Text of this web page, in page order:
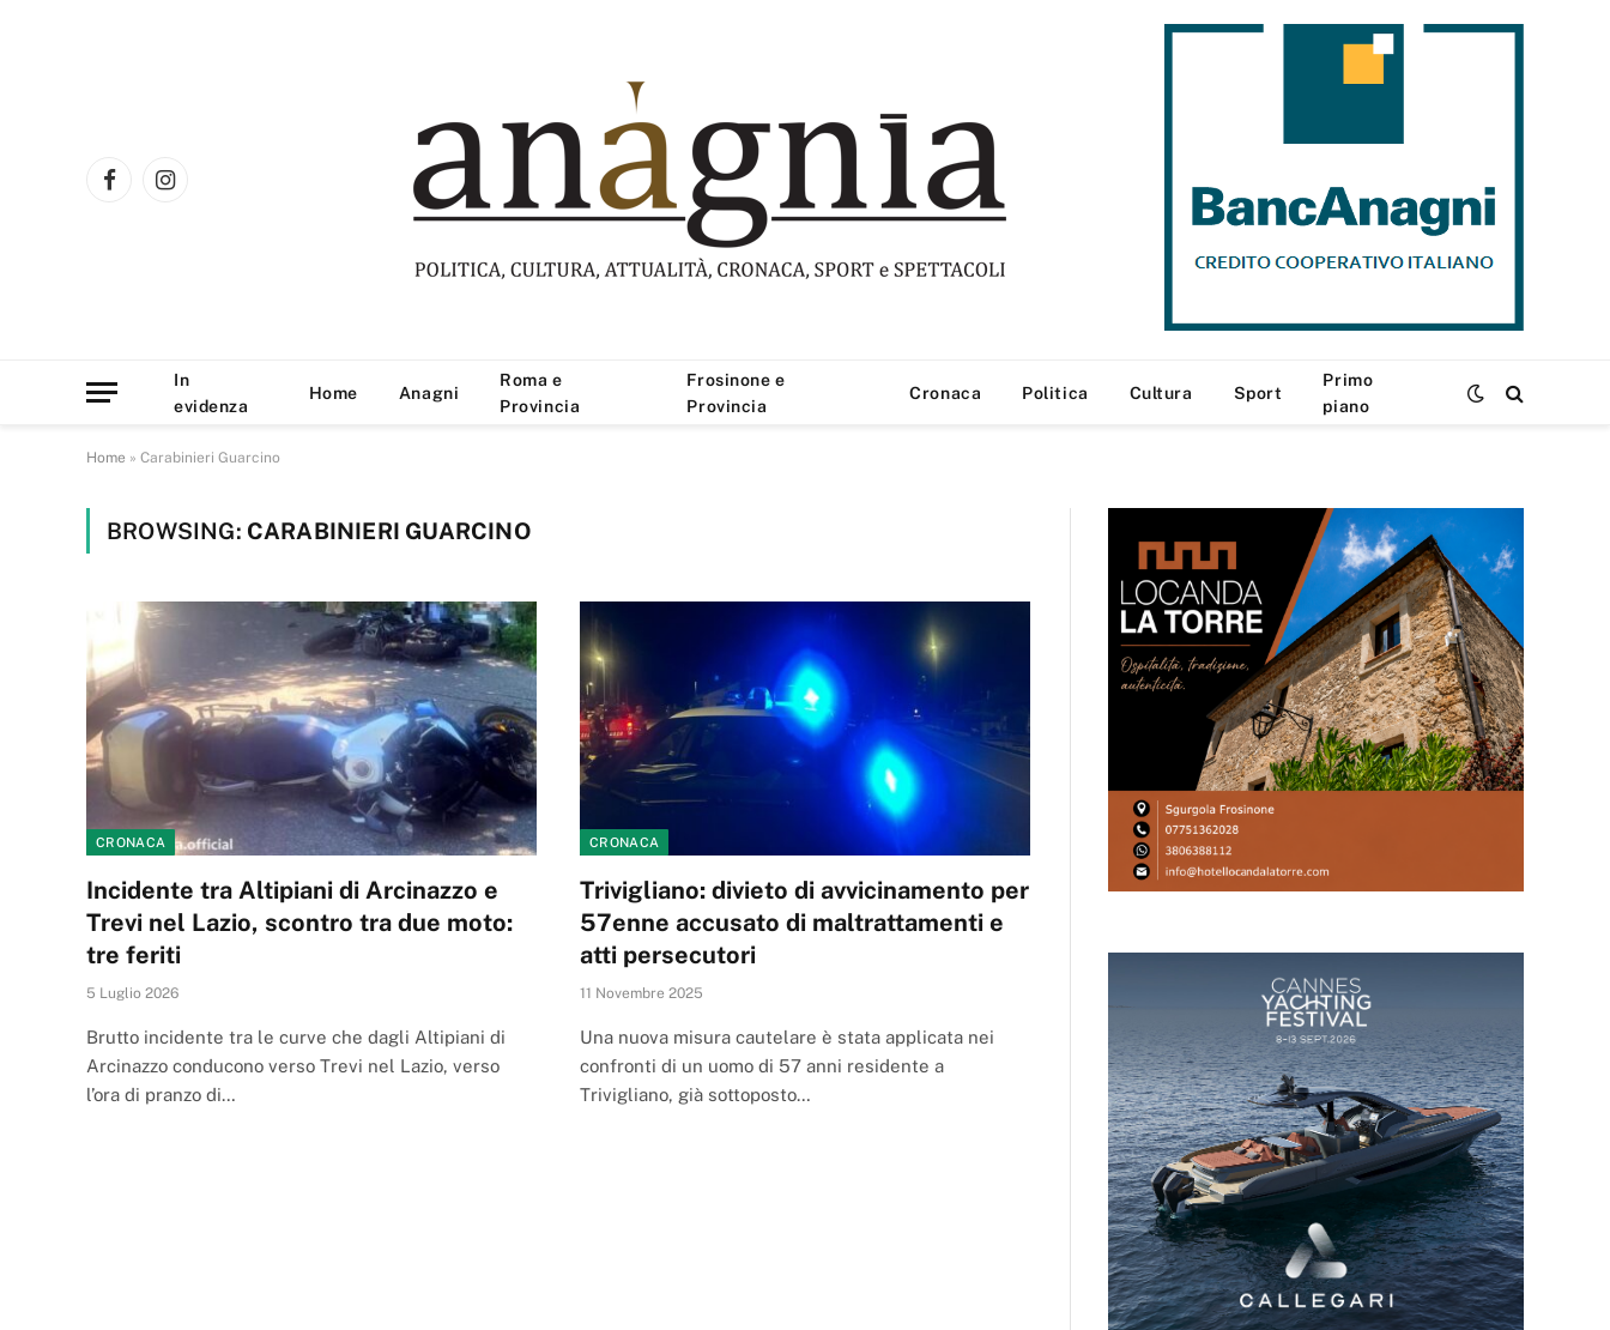
FacebookInstagram
In
evidenza
Home Anagni
Roma e
Provincia
Frosinone e
Provincia
Cronaca Politica Cultura Sport
Primo
piano
Home » Carabinieri Guarcino
BROWSING: CARABINIERI GUARCINO
CRONACA
Incidente tra Altipiani di Arcinazzo e
Trevi nel Lazio, scontro tra due moto:
tre feriti
5 Luglio 2026
Brutto incidente tra le curve che dagli Altipiani di
Arcinazzo conducono verso Trevi nel Lazio, verso
l’ora di pranzo di…
CRONACA
Trivigliano: divieto di avvicinamento per
57enne accusato di maltrattamenti e
atti persecutori
11 Novembre 2025
Una nuova misura cautelare è stata applicata nei
confronti di un uomo di 57 anni residente a
Trivigliano, già sottoposto…